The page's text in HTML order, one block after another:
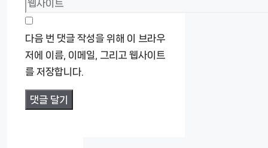
일
사
이
트
다음 번 댓글 작성을 위해 이 브라우
저에 이름, 이메일, 그리고 웹사이트
를 저장합니다.